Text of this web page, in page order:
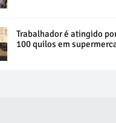
Trabalhador é atingido
100 quilos em